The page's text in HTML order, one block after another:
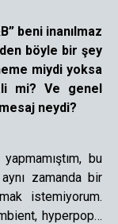
beni inanılmaz
böyle bir şey
miydi yoksa
mi? Ve genel
neydi?
bu
zamanda bir
istemiyorum.
hyperpop…